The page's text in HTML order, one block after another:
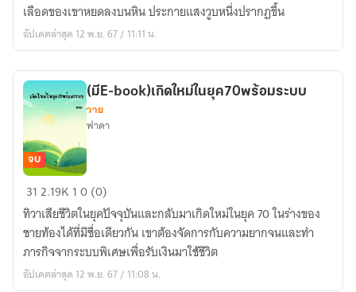
ใหม่
ใน
หิน
เลือดของเขาหยดลงบนหิน ประกายแสงวูบหนึ่งปรากฏขึ้น
อัปเดตล่าสุด 12 พ.ย. 67 / 11:11 น.
(มีE-
book)เกิด
ใหม่
ใน
ยุค70พร้อม
ระบบ
จบ
(มีE-book)เกิดใหม่ในยุค70พร้อมระบบ
วาย
ฟาดา
312.19K 10 (0)
ทิวาเสียชีวิตในยุคปัจจุบันและกลับมาเกิดใหม่ในยุค 70 ในร่างของ
ชายท้องได้ที่มีชื่อเดียวกัน เขาต้องจัดการกับความยากจนและทำ
ภารกิจจากระบบพิเศษเพื่อรับเงินมาใช้ชีวิต
อัปเดตล่าสุด 12 พ.ย. 67 / 11:08 น.